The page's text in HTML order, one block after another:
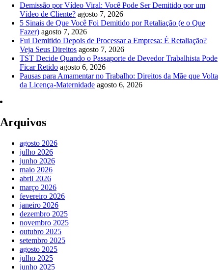
Demissão por Vídeo Viral: Você Pode Ser Demitido por um
Vídeo de Cliente? agosto 7, 2026
5 Sinais de Que Você Foi Demitido por Retaliação (e o Que
Fazer) agosto 7, 2026
Fui Demitido Depois de Processar a Empresa: É Retaliação?
Veja Seus Direitos agosto 7, 2026
TST Decide Quando o Passaporte de Devedor Trabalhista Pode
Ficar Retido agosto 6, 2026
Pausas para Amamentar no Trabalho: Direitos da Mãe que Volta
da Licença-Maternidade agosto 6, 2026
Arquivos
agosto 2026
julho 2026
junho 2026
maio 2026
abril 2026
março 2026
fevereiro 2026
janeiro 2026
dezembro 2025
novembro 2025
outubro 2025
setembro 2025
agosto 2025
julho 2025
junho 2025